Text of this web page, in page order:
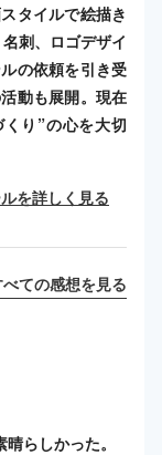
タイルで絵描き
刺、ロゴデザイ
の依頼を引き受
動も展開。現在
り”の心を大切
を詳しく見る
ての感想を見る
らしかった。